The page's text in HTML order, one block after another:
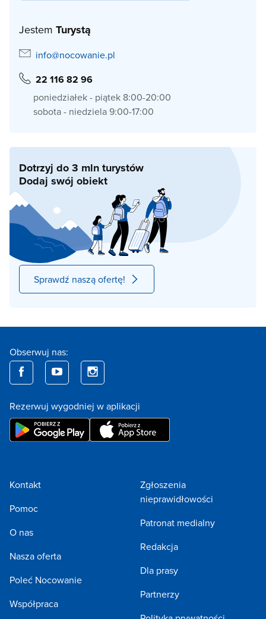
Jestem Turystą
info@nocowanie.pl
22 116 82 96
poniedziałek - piątek 8:00-20:00
sobota - niedziela 9:00-17:00
Dotrzyj do 3 mln turystów
Dodaj swój obiekt
Sprawdź naszą ofertę!
Obserwuj nas:
Rezerwuj wygodniej w aplikacji
Kontakt
Pomoc
O nas
Nasza oferta
Poleć Nocowanie
Współpraca
Zgłoszenia
nieprawidłowości
Patronat medialny
Redakcja
Dla prasy
Partnerzy